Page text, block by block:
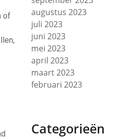
of
augustus 2023
juli 2023
juni 2023
mei 2023
april 2023
maart 2023
februari 2023
Categorieën